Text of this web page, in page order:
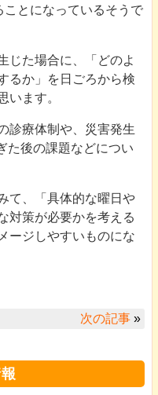
ことになっているそうで
じた場合に、「どのよ
るか」を日ごろから検
います。
診療体制や、災害発生
た後の課題などについ
て、「具体的な曜日や
対策が必要かを考える
ージしやすいものにな
次の記事 »